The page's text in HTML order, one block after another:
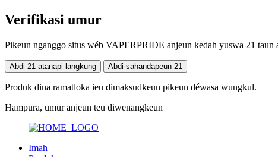
Verifikasi umur
Pikeun nganggo situs wéb VAPERPRIDE anjeun kedah yuswa 21 taun
Abdi 21 atanapi langkung Abdi sahandapeun 21
Produk dina ramatloka ieu dimaksudkeun pikeun déwasa wungkul.
Hampura, umur anjeun teu diwenangkeun
Imah